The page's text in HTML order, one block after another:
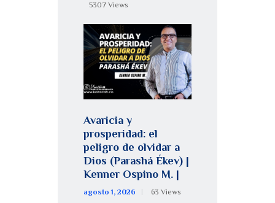
5307 Views
Avaricia y
prosperidad: el
peligro de olvidar a
Dios (Parashá Ékev) |
Kenner Ospino M. |
agosto 1, 2026 63 Views